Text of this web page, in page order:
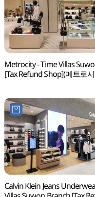
Metrocity - Time Villas
[Tax Refund Shop](메트로
Calvin Klein Jeans